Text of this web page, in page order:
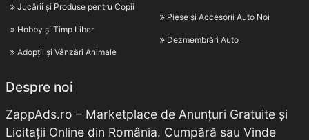
Jucării și Produse pentru Copii
Hobby și Timp Liber
Adopții și Vânzări Animale
Piese și Accesorii Auto Noi
Dezmembrări Auto
Despre noi
ZappAds.ro – Marketplace de Anunțuri Gratuite și
Licitații Online din România. Cumpără sau Vinde